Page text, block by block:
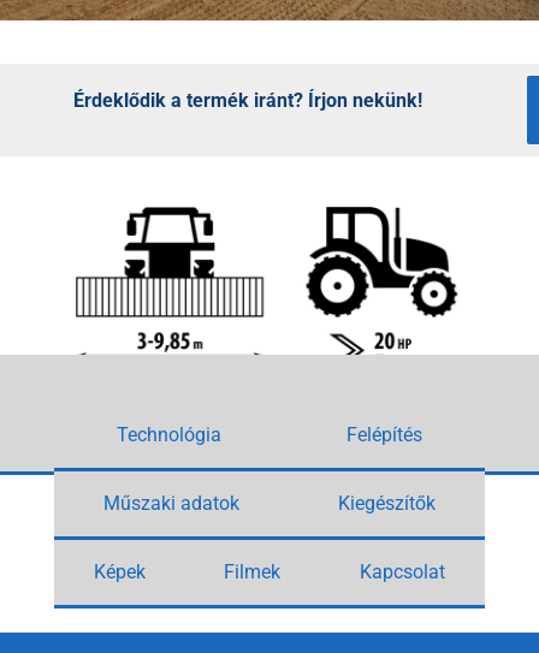
Érdeklődik a termék iránt? Írjon nekünk!
Technológia Felépítés
Műszaki adatok Kiegészítők
Képek Filmek Kapcsolat